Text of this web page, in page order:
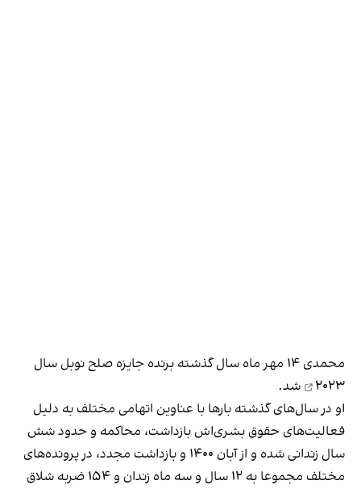
محمدی ۱۴ مهر ماه سال گذشته
برنده جایزه صلح نوبل سال
۲۰۲۳
شد.
او در سال‌های گذشته بارها با عناوین اتهامی مختلف به دلیل
فعالیت‌های حقوق بشری‌اش بازداشت، محاکمه و حدود شش
سال زندانی شده و از آبان ۱۴۰۰ و بازداشت مجدد، در پرونده‌های
مختلف مجموعا به ۱۲ سال و سه ماه زندان و ۱۵۴ ضربه شلاق